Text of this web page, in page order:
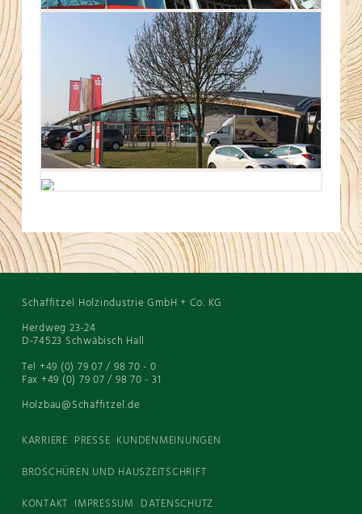
Schaffitzel Holzindustrie GmbH + Co. KG
Herdweg 23-24
D-74523 Schwäbisch Hall
Tel +49 (0) 79 07 / 98 70 - 0
Fax +49 (0) 79 07 / 98 70 - 31
Holzbau@Schaffitzel.de
KARRIERE PRESSE KUNDENMEINUNGEN
BROSCHÜREN UND HAUSZEITSCHRIFT
KONTAKT IMPRESSUM DATENSCHUTZ